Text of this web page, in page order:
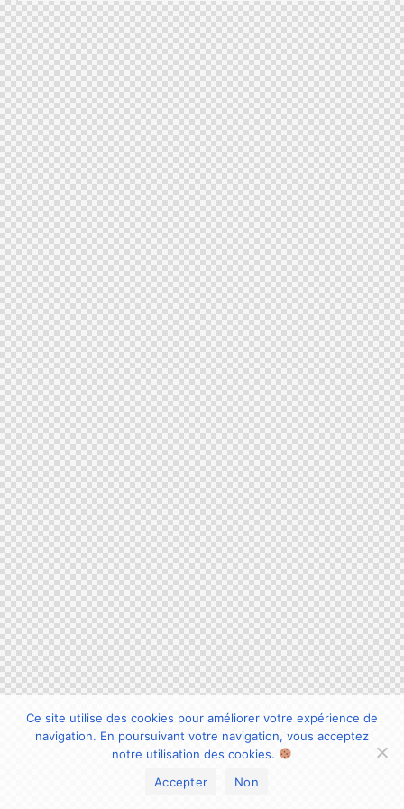
Ce site utilise des cookies pour améliorer votre expérience de
navigation. En poursuivant votre navigation, vous acceptez
notre utilisation des cookies.
Accepter
Non